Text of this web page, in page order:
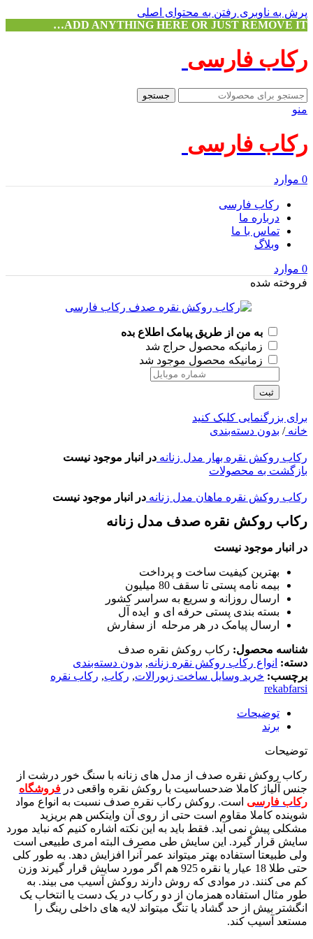
پرش به ناوبری رفتن به محتوای اصلی
ADD ANYTHING HERE OR JUST REMOVE IT…
رکاب فارسی
جستجو
منو
رکاب فارسی
0 موارد
رکاب فارسی
درباره ما
تماس با ما
وبلاگ
0 موارد
فروخته شده
به من از طریق پیامک اطلاع بده
زمانیکه محصول حراج شد
زمانیکه محصول موجود شد
ثبت
برای بزرگنمایی کلیک کنید
خانه/ بدون دسته‌بندی
رکاب روکش نقره بهار مدل زنانه در انبار موجود نیست
بازگشت به محصولات
رکاب روکش نقره ماهان مدل زنانه در انبار موجود نیست
رکاب روکش نقره صدف مدل زنانه
در انبار موجود نیست
بهترین کیفیت ساخت و پرداخت
بیمه نامه پستی تا سقف 80 میلیون
ارسال روزانه و سریع به سراسر کشور
بسته بندی پستی حرفه ای و ایده آل
ارسال پیامک در هر مرحله از سفارش
شناسه محصول: رکاب روکش نقره صدف
دسته: انواع رکاب روکش نقره زنانه, بدون دسته‌بندی
برچسب: خرید وسایل ساخت زیورالات, رکاب, رکاب نقره
rekabfarsi
توضیحات
برند
توضیحات
رکاب روکش نقره صدف از مدل های زنانه با سنگ خور درشت از
جنس آلیاژ کاملا ضدحساسیت با روکش نقره واقعی در فروشگاه
رکاب فارسی است. روکش رکاب نقره صدف نسبت به انواع مواد
شوینده کاملا مقاوم است حتی از روی آن وایتکس هم بریزید
مشکلی پیش نمی آید. فقط باید به این نکته اشاره کنیم که نباید مورد
سایش قرار گیرد. این سایش طی مصرف البته امری طبیعی است
ولی طبیعتا استفاده بهتر میتواند عمر آنرا افزایش دهد. به طور کلی
حتی طلا 18 عیار یا نقره 925 هم اگر مورد سایش قرار گیرند وزن
کم می کنند. در موادی که روش دارند روکش آسیب می بیند. به
طور مثال استفاده همزمان از دو رکاب در یک دست یا انتخاب یک
انگشتر بیش از حد گشاد یا تنگ میتواند لایه های داخلی رینگ را
مستعد آسیب کند.